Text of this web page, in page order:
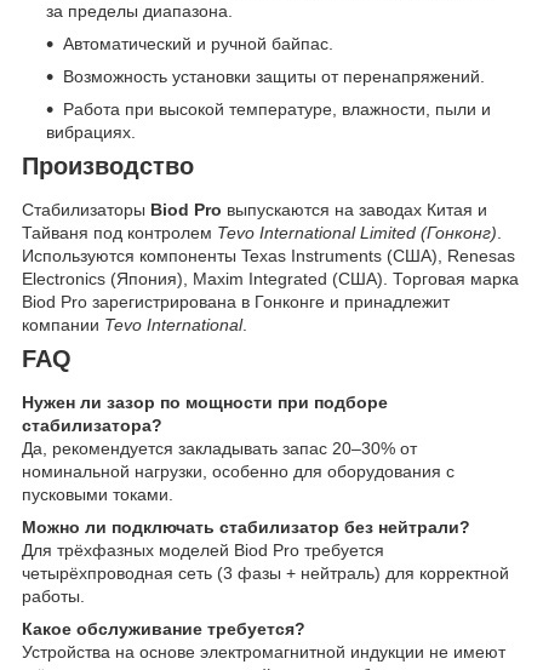
за пределы диапазона.
Автоматический и ручной байпас.
Возможность установки защиты от перенапряжений.
Работа при высокой температуре, влажности, пыли и
вибрациях.
Производство
Стабилизаторы Biod Pro выпускаются на заводах Китая и
Тайваня под контролем Tevo International Limited (Гонконг)
Используются компоненты Texas Instruments (США), Renesas
Electronics (Япония), Maxim Integrated (США). Торговая марка
Biod Pro зарегистрирована в Гонконге и принадлежит
компании Tevo International.
FAQ
Нужен ли зазор по мощности при подборе
стабилизатора?
Да, рекомендуется закладывать запас 20–30% от
номинальной нагрузки, особенно для оборудования с
пусковыми токами.
Можно ли подключать стабилизатор без нейтрали?
Для трёхфазных моделей Biod Pro требуется
четырёхпроводная сеть (3 фазы + нейтраль) для корректной
работы.
Какое обслуживание требуется?
Устройства на основе электромагнитной индукции не имеют